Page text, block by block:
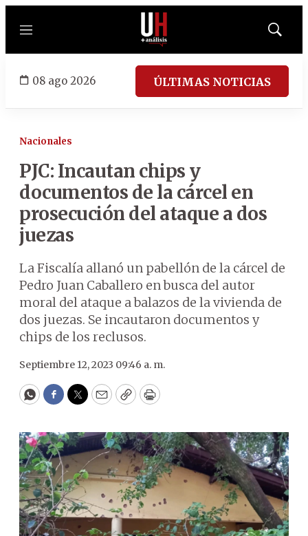
Menú
Mostrar
08 ago 2026 ÚLTIMAS NOTICIAS
Nacionales
PJC: Incautan chips y
documentos de la cárcel en
prosecución del ataque a dos
juezas
La Fiscalía allanó un pabellón de la cárcel de
Pedro Juan Caballero en busca del autor
moral del ataque a balazos de la vivienda de
dos juezas. Se incautaron documentos y
chips de los reclusos.
Septiembre 12, 2023 09:46 a. m.
WhatsApp
Facebook
Twitter
EmailCopyPrint